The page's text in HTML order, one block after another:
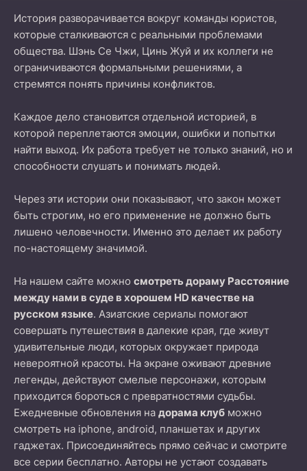
История разворачивается вокруг команды юристов,
которые сталкиваются с реальными проблемами
общества. Шэнь Се Чжи, Цинь Жуй и их коллеги не
ограничиваются формальными решениями, а
стремятся понять причины конфликтов.
Каждое дело становится отдельной историей, в
которой переплетаются эмоции, ошибки и попытки
найти выход. Их работа требует не только знаний, но и
способности слушать и понимать людей.
Через эти истории они показывают, что закон может
быть строгим, но его применение не должно быть
лишено человечности. Именно это делает их работу
по-настоящему значимой.
На нашем сайте можно смотреть дораму Расстояние
между нами в суде в хорошем HD качестве на
русском языке. Азиатские сериалы помогают
совершать путешествия в далекие края, где живут
удивительные люди, которых окружает природа
невероятной красоты. На экране оживают древние
легенды, действуют смелые персонажи, которым
приходится бороться с превратностями судьбы.
Ежедневные обновления на дорама клуб можно
смотреть на iphone, android, планшетах и других
гаджетах. Присоединяйтесь прямо сейчас и смотрите
все серии бесплатно. Авторы не устают создавать